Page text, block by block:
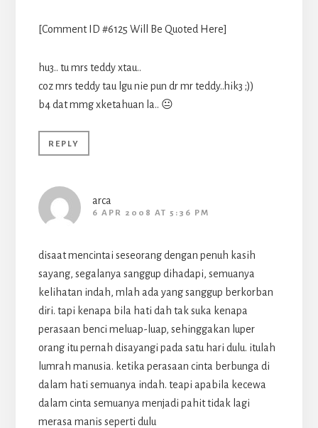
[Comment ID #6125 Will Be Quoted Here]
hu3.. tu mrs teddy xtau..
coz mrs teddy tau lgu nie pun dr mr teddy..hik3 ;))
b4 dat mmg xketahuan la.. 😐
REPLY
arca
6 APR 2008 AT 5:36 PM
disaat mencintai seseorang dengan penuh kasih
sayang, segalanya sanggup dihadapi, semuanya
kelihatan indah, mlah ada yang sanggup berkorban
diri. tapi kenapa bila hati dah tak suka kenapa
perasaan benci meluap-luap, sehinggakan luper
orang itu pernah disayangi pada satu hari dulu. itulah
lumrah manusia. ketika perasaan cinta berbunga di
dalam hati semuanya indah. teapi apabila kecewa
dalam cinta semuanya menjadi pahit tidak lagi
merasa manis seperti dulu